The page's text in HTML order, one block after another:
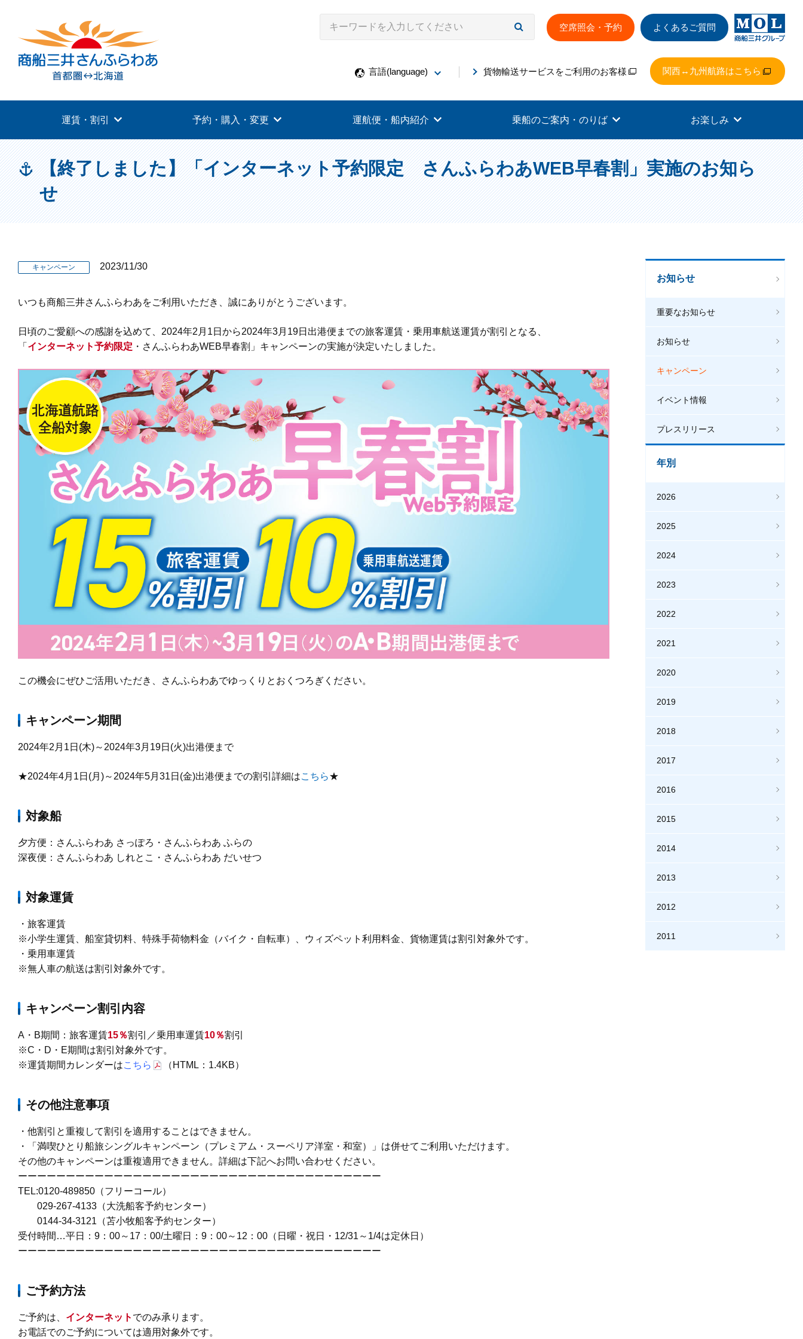
運賃・割引 予約・購入・変更 運航便・船内紹介 乗船のご案内・のりば お楽しみ
空席照会・予約 よくあるご質問
言語(language) 貨物輸送サービスをご利用のお客様 関西↔九州航路はこちら
【終了しました】「インターネット予約限定 さんふらわあWEB早春割」実施のお知ら
せ
キャンペーン 2023/11/30
いつも商船三井さんふらわあをご利用いただき、誠にありがとうございます。
日頃のご愛顧への感謝を込めて、2024年2月1日から2024年3月19日出港便までの旅客運賃・乗用車航送運賃が割引となる、
「 インターネット予約限定 ・さんふらわあWEB早春割」 キャンペーンの実施が決定いたしました。
この機会にぜひご活用いただき、さんふらわあでゆっくりとおくつろぎください。
キャンペーン期間
2024年2月1日(木)～2024年3月19日(火)出港便まで
★2024年4月1日(月)～2024年5月31日(金)出港便までの割引詳細はこちら★
対象船
夕方便：さんふらわあ さっぽろ・さんふらわあ ふらの
深夜便：さんふらわあ しれとこ・さんふらわあ だいせつ
対象運賃
・旅客運賃
※小学生運賃、船室貸切料、特殊手荷物料金（バイク・自転車）、ウィズペット利用料金、貨物運賃は割引対象外です。
・乗用車運賃
※無人車の航送は割引対象外です。
キャンペーン割引内容
A・B期間：旅客運賃15％割引／乗用車運賃10％割引
※C・D・E期間は割引対象外です。
※運賃期間カレンダーはこちら （HTML：1.4KB）
その他注意事項
・他割引と重複して割引を適用することはできません。
・「 満喫ひとり船旅シングルキャンペーン（プレミアム・スーペリア洋室・和室）
」は併せてご利用いただけます。
その他のキャンペーンは重複適用できません。詳細は下記へお問い合わせください。
ーーーーーーーーーーーーーーーーーーーーーーーーーーーーーーーーーーーーーー
TEL:0120-489850（フリーコール）
029-267-4133（大洗船客予約センター）
0144-34-3121（苫小牧船客予約センター）
受付時間…平日：9：00～17：00/土曜日：9：00～12：00（日曜・祝日・12/31～1/4は定休日）
ーーーーーーーーーーーーーーーーーーーーーーーーーーーーーーーーーーーーーー
ご予約方法
ご予約は、 インターネット でのみ承ります。
お電話でのご予約については適用対象外です。
お知らせ
重要なお知らせ
お知らせ
キャンペーン
イベント情報
プレスリリース
年別
2026
2025
2024
2023
2022
2021
2020
2019
2018
2017
2016
2015
2014
2013
2012
2011